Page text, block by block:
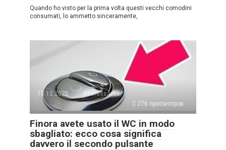
Quando ho visto per la prima volta questi vecchi comodini
consumati, lo ammetto sinceramente,
15.12.2025
Interessante
276 просмотров
Finora avete usato il WC in modo
sbagliato: ecco cosa significa
davvero il secondo pulsante